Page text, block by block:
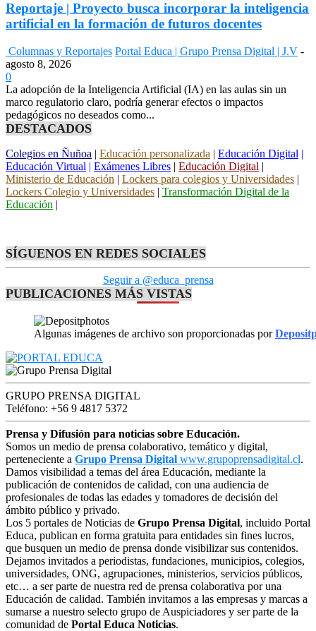
Reportaje | Proyecto busca incorporar la inteligencia
artificial en la formación de futuros docentes
Columnas y Reportajes Portal Educa | Grupo Prensa Digital | J.V -
agosto 8, 2026
0
La adopción de la Inteligencia Artificial (IA) en las aulas sin un
marco regulatorio claro, podría generar efectos o impactos
pedagógicos no deseados como...
DESTACADOS
Colegios en Ñuñoa | Educación personalizada | Educación Digital |
Educación Virtual | Exámenes Libres | Educación Digital |
Ministerio de Educación | Lockers para colegios y Universidades |
Lockers Colegio y Universidades | Transformación Digital de la
Educación |
SÍGUENOS EN REDES SOCIALES
Seguir a @educa_prensa
PUBLICACIONES MÁS VISTAS
Algunas imágenes de archivo son proporcionadas por
GRUPO PRENSA DIGITAL
Teléfono: +56 9 4817 5372
Prensa y Difusión para noticias sobre Educación.
Somos un medio de prensa colaborativo, temático y digital,
perteneciente a Grupo Prensa Digital www.grupoprensadigital.cl.
Damos visibilidad a temas del área Educación, mediante la
publicación de contenidos de calidad, con una audiencia de
profesionales de todas las edades y tomadores de decisión del
ámbito público y privado.
Los 5 portales de Noticias de Grupo Prensa Digital, incluido Portal
Educa, publican en forma gratuita para entidades sin fines lucros,
que busquen un medio de prensa donde visibilizar sus contenidos.
Dejamos invitados a periodistas, fundaciones, municipios, colegios,
universidades, ONG, agrupaciones, ministerios, servicios públicos,
etc… a ser parte de nuestra red de prensa colaborativa por una
Educación de calidad. También invitamos a las empresas y marcas a
sumarse a nuestro selecto grupo de Auspiciadores y ser parte de la
comunidad de Portal Educa Noticias.